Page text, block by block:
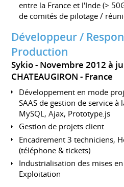
entre la France et l'Inde (>
de comités de pilotage /
Développeur /
Production
Sykio Novembre 2012 à
CHATEAUGIRON
France
Développement en mode
SAAS de gestion de service à
MySQL, Ajax, Prototype.js
Gestion de projets client
Encadrement 3 techniciens,
(téléphone & tickets)
Industrialisation des mises
Exploitation